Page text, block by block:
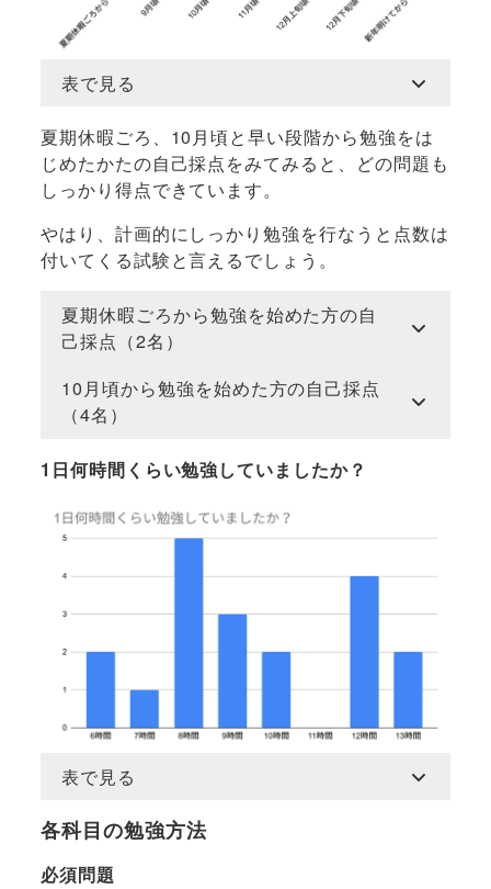
表で見る
夏期休暇ごろ、10月頃と早い段階から勉強をは
じめたかたの自己採点をみてみると、どの問題も
しっかり得点できています。
やはり、計画的にしっかり勉強を行なうと点数は
付いてくる試験と言えるでしょう。
夏期休暇ごろから勉強を始めた方の自
己採点（2名）
10月頃から勉強を始めた方の自己採点
（4名）
1日何時間くらい勉強していましたか？
表で見る
各科目の勉強方法
必須問題